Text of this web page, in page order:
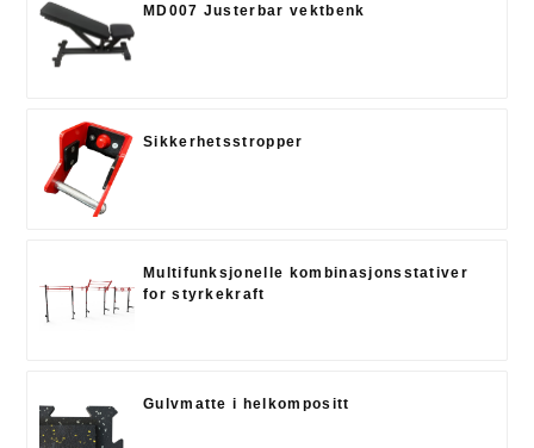
MD007 Justerbar vektbenk
Sikkerhetsstropper
Multifunksjonelle kombinasjonsstativer
for styrkekraft
Gulvmatte i helkompositt